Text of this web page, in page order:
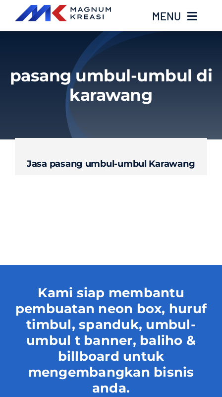
content
MENU
Services
pasang umbul-umbul di
karawang
Jasa pasang umbul-umbul Karawang
Kami siap membantu
pembuatan neon box, huruf
timbul, spanduk, umbul-
umbul t banner, baliho &
billboard untuk
mengembangkan bisnis
anda.